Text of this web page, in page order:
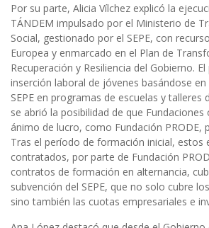
Por su parte, Alicia Vílchez explicó la
TÁNDEM impulsado por el Ministerio de
Social, gestionado por el SEPE, con
Europea y enmarcado en el Plan de
Recuperación y Resiliencia del Gobierno.
inserción laboral de jóvenes basándose en
SEPE en programas de escuelas y talleres
se abrió la posibilidad de que Fundaciones
ánimo de lucro, como Fundación PRODE,
Tras el período de formación inicial, estos
contratados, por parte de Fundación
contratos de formación en alternancia,
subvención del SEPE, que no solo cubre
sino también las cuotas empresariales e